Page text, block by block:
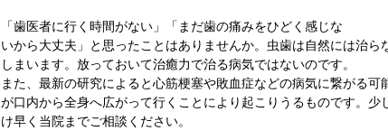
「歯医者に行く時間がない」「まだ歯の痛みをひどく感じな
いから大丈夫」と思ったことはありませんか。虫歯は自然には治
しまいます。放っておいて治癒力で治る病気ではないのです。
また、最新の研究によると心筋梗塞や敗血症などの病気に繋がる
が口内から全身へ広がって行くことにより起こりうるものです。
け早く当院までご相談ください。